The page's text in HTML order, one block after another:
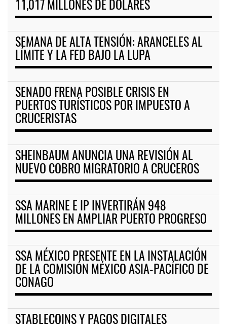
11,017 MILLONES DE DÓLARES
SEMANA DE ALTA TENSIÓN: ARANCELES AL
LÍMITE Y LA FED BAJO LA LUPA
SENADO FRENA POSIBLE CRISIS EN
PUERTOS TURÍSTICOS POR IMPUESTO A
CRUCERISTAS
SHEINBAUM ANUNCIA UNA REVISIÓN AL
NUEVO COBRO MIGRATORIO A CRUCEROS
SSA MARINE E IP INVERTIRÁN 948
MILLONES EN AMPLIAR PUERTO PROGRESO
SSA MÉXICO PRESENTE EN LA INSTALACIÓN
DE LA COMISIÓN MÉXICO ASIA-PACÍFICO DE
CONAGO
STABLECOINS Y PAGOS DIGITALES